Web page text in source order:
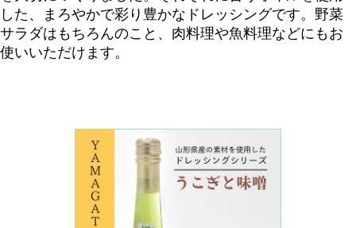
した、まろやかで彩り豊かなドレッシングです。野菜
サラダはもちろんのこと、肉料理や魚料理などにもお
使いいただけます。